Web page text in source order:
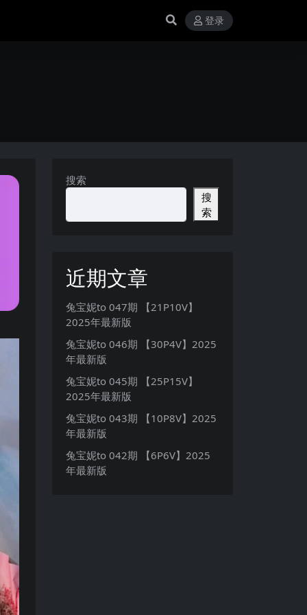
登录
搜索
搜
索
近期文章
兔宝妮to 047期 【21P10V】
2025年最新版
兔宝妮to 046期 【30P4V】2025
年最新版
兔宝妮to 045期 【25P15V】
2025年最新版
兔宝妮to 043期 【10P8V】2025
年最新版
兔宝妮to 042期 【6P6V】2025
年最新版